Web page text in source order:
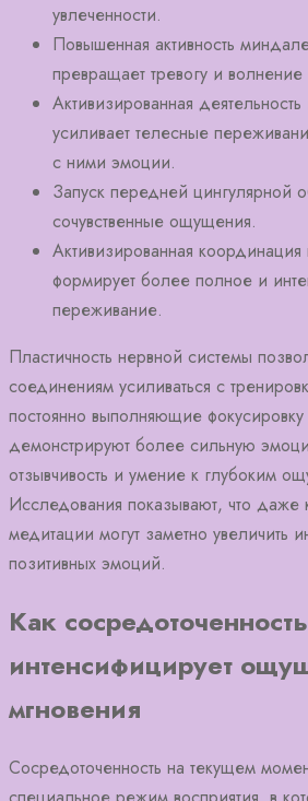
увлеченности.
Повышенная активность
превращает тревогу и
Активизированная
усиливает телесные
с ними эмоции.
Запуск передней цингулярной
сочувственные ощущения.
Активизированная
формирует более полное и
переживание.
Пластичность нервной системы
соединениям усиливаться с
постоянно выполняющие
демонстрируют более сильную
отзывчивость и умение к глубоким
Исследования показывают, что даже
медитации могут заметно увеличить
позитивных эмоций.
Как сосредоточенность
интенсифицирует
мгновения
Сосредоточенность на текущем